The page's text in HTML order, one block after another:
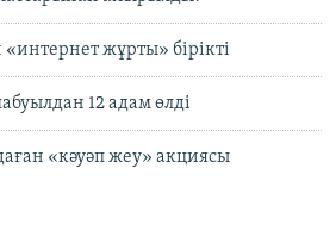
жұрты» бірікті
12 адам өлді
«кәуәп жеу» акциясы